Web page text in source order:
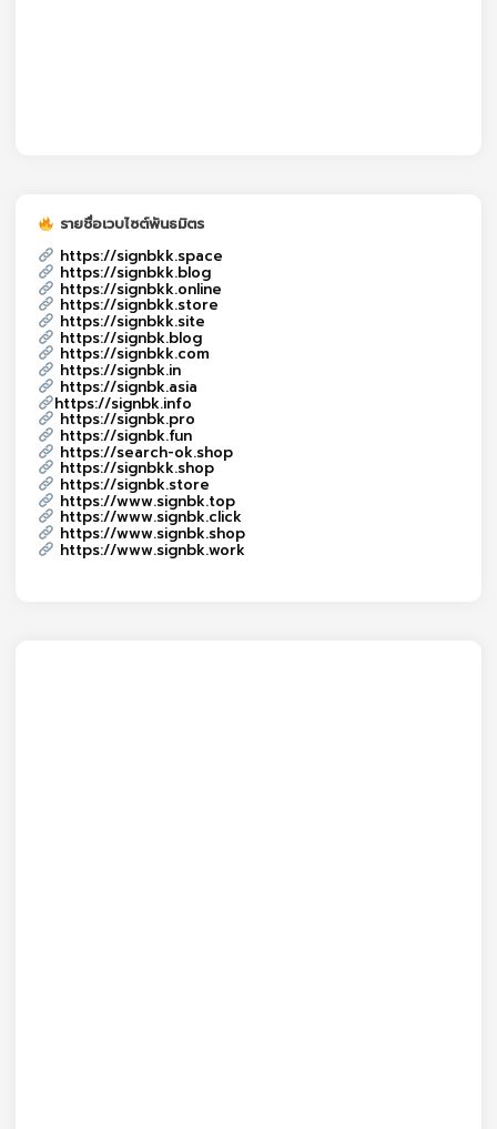
รายชื่อเวบไซต์พันธมิตร
https://signbkk.space
https://signbkk.blog
https://signbkk.online
https://signbkk.store
https://signbkk.site
https://signbk.blog
https://signbkk.com
https://signbk.in
https://signbk.asia
https://signbk.info
https://signbk.pro
https://signbk.fun
https://search-ok.shop
https://signbkk.shop
https://signbk.store
https://www.signbk.top
https://www.signbk.click
https://www.signbk.shop
https://www.signbk.work